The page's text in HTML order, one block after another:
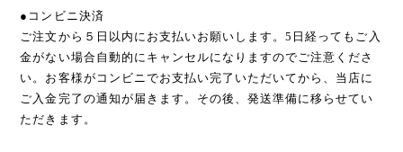
●コンビニ決済
ご注文から５日以内にお支払いお願いします。5日経ってもご入
金がない場合自動的にキャンセルになりますのでご注意くださ
い。お客様がコンビニでお支払い完了いただいてから、当店に
ご入金完了の通知が届きます。その後、発送準備に移らせてい
ただきます。